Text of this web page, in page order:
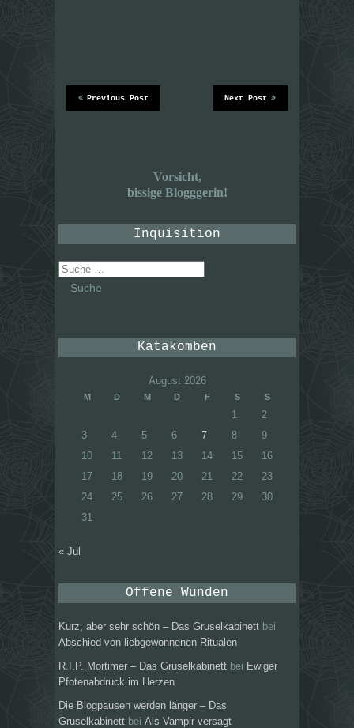
Next Post
Previous Post
Vorsicht,
bissige Blogggerin!
Inquisition
Suche
nach:
Katakomben
August 2026
M D M D F S S
1
2
3
4 5 6 7 8
9
10
11 12 13 14 15
16
17
18 19 20 21 22
23
24
25 26 27 28 29
30
31
« Jul
Offene Wunden
Kurz, aber sehr schön – Das Gruselkabinett bei
Abschied von liebgewonnenen Ritualen
R.I.P. Mortimer – Das Gruselkabinett bei Ewiger
Pfotenabdruck im Herzen
Die Blogpausen werden länger – Das
Gruselkabinett bei Als Vampir versagt